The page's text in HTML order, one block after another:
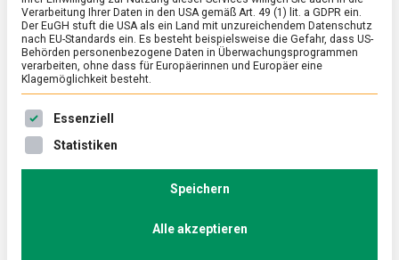
ERNÄHRUNG & GESUNDHEIT /FEATURED
Zwischen den Tomatenbeeten des
Gärtnerprinzen
21. August 2025
des
Im Château de la Bourdaisière bei Montlouis-sur-
Loire werden hunderte Tomatensorten aus aller Welt
bewahrt und gepflegt. Zwischen den Beeten erzählen
samenfestes Saatgut zu erhalten. Ein Rundgang
Verarbeitung Ihrer Daten in den USA gemäß Art. 49 (1) lit. a GDPR ein.
Der EuGH stuft die USA als ein Land mit unzureichendem Datenschutz
nach EU-Standards ein. Es besteht beispielsweise die Gefahr, dass US-
Behörden personenbezogene Daten in Überwachungsprogrammen
verarbeiten, ohne dass für Europäerinnen und Europäer eine
Klagemöglichkeit besteht.
Es folgt eine Liste der Service-Gruppen, für die eine
Essenziell
Statistiken
Speichern
Alle akzeptieren